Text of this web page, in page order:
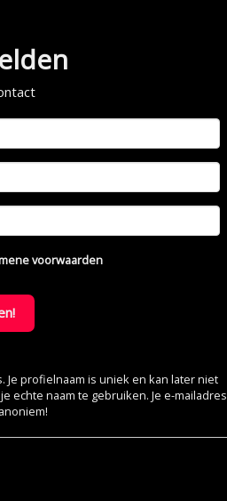
voorwaarden
profielnaam is uniek en kan later niet
echte naam te gebruiken. Je e-mailadres